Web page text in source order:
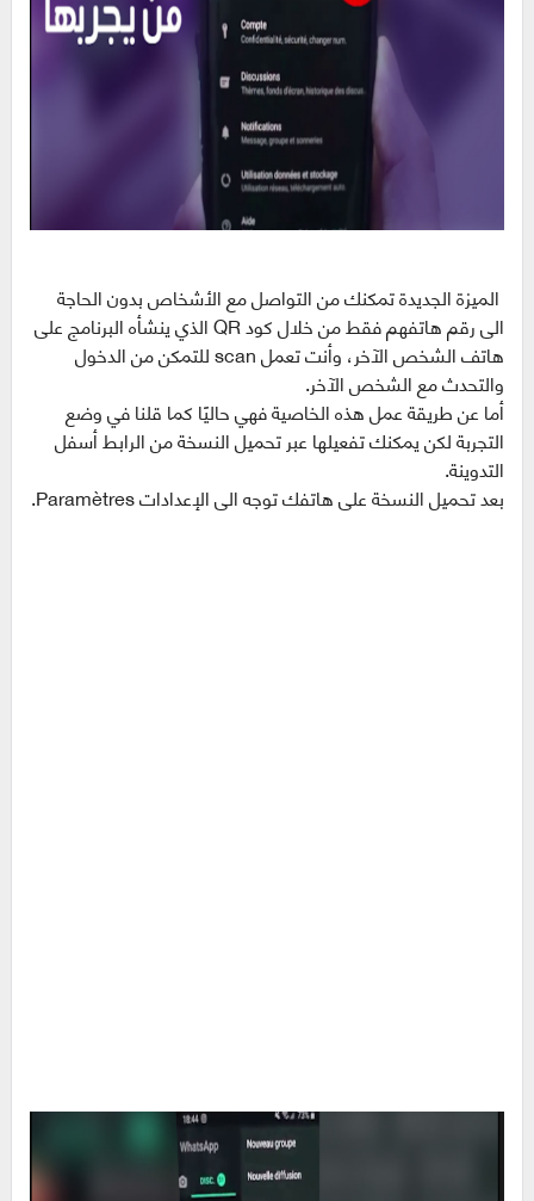
الميزة الجديدة تمكنك من التواصل مع الأشخاص بدون الحاجة
الى رقم هاتفهم فقط من خلال كود QR الذي ينشأه البرنامج على
هاتف الشخص الآخر، وأنت تعمل scan للتمكن من الدخول
والتحدث مع الشخص الآخر.
أما عن طريقة عمل هذه الخاصية فهي حاليًا كما قلنا في وضع
التجربة لكن يمكنك تفعيلها عبر تحميل النسخة من الرابط أسفل
التدوينة.
بعد تحميل النسخة على هاتفك توجه الى الإعدادات Paramètres.